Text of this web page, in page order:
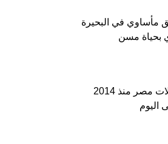
مأساوي في البحيرة
بحياة مسن
تحولات مصر منذ 2014
اليوم